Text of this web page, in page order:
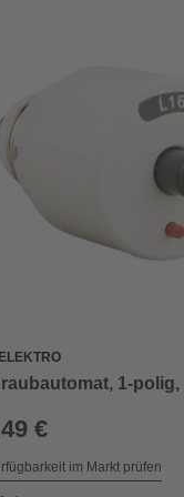
1-polig,
€
im Markt prüfen